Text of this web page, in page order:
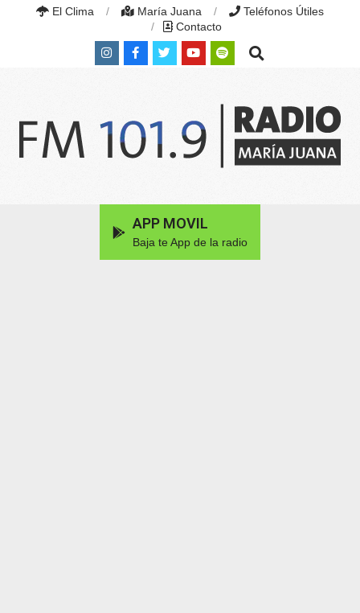
El Clima María Juana
Teléfonos Útiles
Contacto
Search
APP MOVIL
Baja te App de la radio